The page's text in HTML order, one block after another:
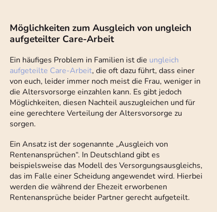
Möglichkeiten zum Ausgleich von ungleich
aufgeteilter Care-Arbeit
Ein häufiges Problem in Familien ist die ungleich
aufgeteilte Care-Arbeit, die oft dazu führt, dass einer
von euch, leider immer noch meist die Frau, weniger in
die Altersvorsorge einzahlen kann. Es gibt jedoch
Möglichkeiten, diesen Nachteil auszugleichen und für
eine gerechtere Verteilung der Altersvorsorge zu
sorgen.
Ein Ansatz ist der sogenannte „Ausgleich von
Rentenansprüchen“. In Deutschland gibt es
beispielsweise das Modell des Versorgungsausgleichs,
das im Falle einer Scheidung angewendet wird. Hierbei
werden die während der Ehezeit erworbenen
Rentenansprüche beider Partner gerecht aufgeteilt.